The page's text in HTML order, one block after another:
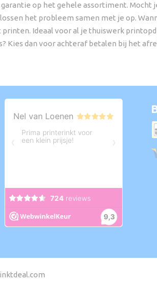
op het gehele assortiment. Mocht
het probleem samen met je op.
Ideaal voor al je thuiswerk
Kies dan voor achteraf betalen bij het